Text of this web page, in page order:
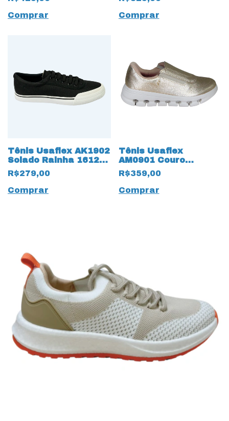
Comprar
Preto
Comprar
Tênis Usaflex AK1902
Solado Rainha 16126
Preto
R$279,00
Comprar
Tênis Usaflex
AM0901 Couro
Natural 17583
Dourado
R$359,00
Comprar